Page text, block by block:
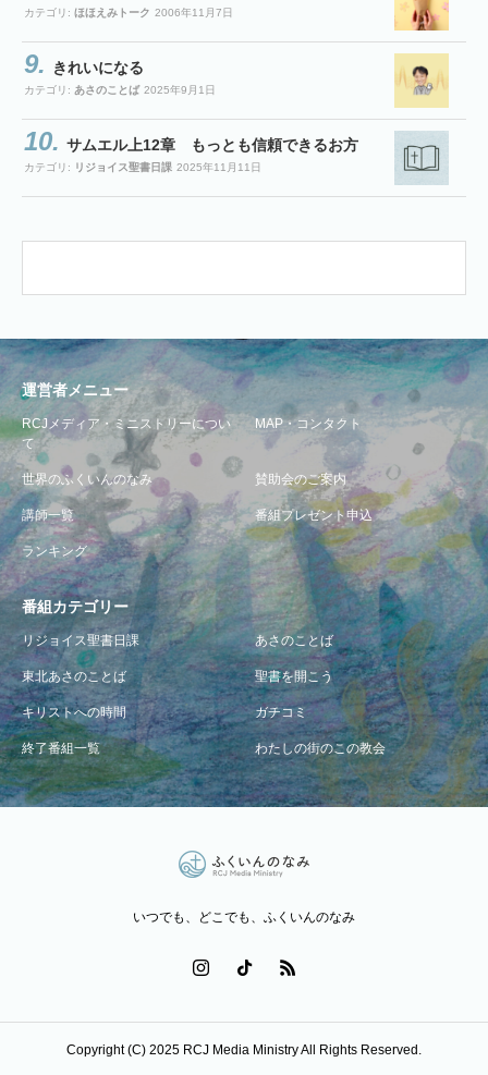
カテゴリ: ほほえみトーク 2006年11月7日
きれいになる
カテゴリ: あさのことば 2025年9月1日
サムエル上12章 もっとも信頼できるお方
カテゴリ: リジョイス聖書日課 2025年11月11日
運営者メニュー
RCJメディア・ミニストリーについ
て
MAP・コンタクト
世界のふくいんのなみ 賛助会のご案内
講師一覧 番組プレゼント申込
ランキング
番組カテゴリー
リジョイス聖書日課 あさのことば
東北あさのことば 聖書を開こう
キリストへの時間 ガチコミ
終了番組一覧 わたしの街のこの教会
いつでも、どこでも、ふくいんのなみ
Copyright (C) 2025 RCJ Media Ministry All Rights Reserved.